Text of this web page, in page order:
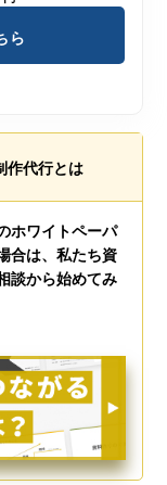
ら
作代行とは
ホワイトペーパ
合は、私たち資
談から始めてみ